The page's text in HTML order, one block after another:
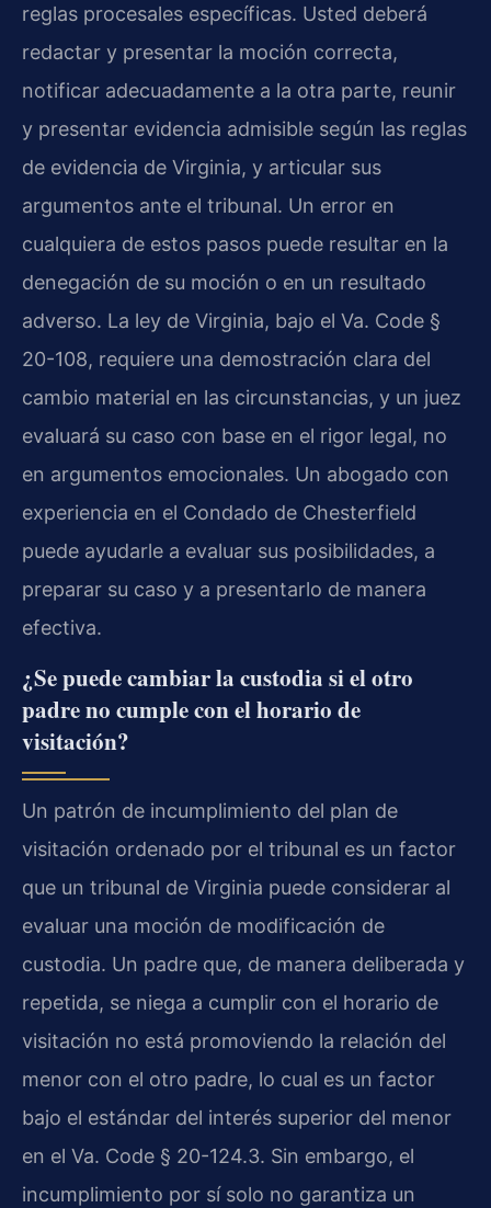
reglas procesales específicas. Usted deberá
redactar y presentar la moción correcta,
notificar adecuadamente a la otra parte, reunir
y presentar evidencia admisible según las reglas
de evidencia de Virginia, y articular sus
argumentos ante el tribunal. Un error en
cualquiera de estos pasos puede resultar en la
denegación de su moción o en un resultado
adverso. La ley de Virginia, bajo el Va. Code §
20-108, requiere una demostración clara del
cambio material en las circunstancias, y un juez
evaluará su caso con base en el rigor legal, no
en argumentos emocionales. Un abogado con
experiencia en el Condado de Chesterfield
puede ayudarle a evaluar sus posibilidades, a
preparar su caso y a presentarlo de manera
efectiva.
¿Se puede cambiar la custodia si el otro
padre no cumple con el horario de
visitación?
Un patrón de incumplimiento del plan de
visitación ordenado por el tribunal es un factor
que un tribunal de Virginia puede considerar al
evaluar una moción de modificación de
custodia. Un padre que, de manera deliberada y
repetida, se niega a cumplir con el horario de
visitación no está promoviendo la relación del
menor con el otro padre, lo cual es un factor
bajo el estándar del interés superior del menor
en el Va. Code § 20-124.3. Sin embargo, el
incumplimiento por sí solo no garantiza un